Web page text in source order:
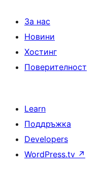
За нас
Новини
Хостинг
Поверителност
Learn
Поддръжка
Developers
WordPress.tv ↗